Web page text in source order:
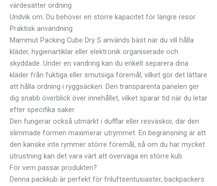
värdesätter ordning
Undvik om: Du behöver en större kapacitet för längre resor
Praktisk användning
Mammut Packing Cube Dry S används bäst när du vill hålla
kläder, hygienartiklar eller elektronik organiserade och
skyddade. Under en vandring kan du enkelt separera dina
kläder från fuktiga eller smutsiga föremål, vilket gör det lättare
att hålla ordning i ryggsäcken. Den transparenta panelen ger
dig snabb överblick över innehållet, vilket sparar tid när du letar
efter specifika saker.
Den fungerar också utmärkt i dufflar eller resväskor, där den
slimmade formen maximerar utrymmet. En begränsning är att
den kanske inte rymmer större föremål, så om du har mycket
utrustning kan det vara värt att överväga en större kub.
För vem passar produkten?
Denna packkub är perfekt för friluftsentusiaster, backpackers